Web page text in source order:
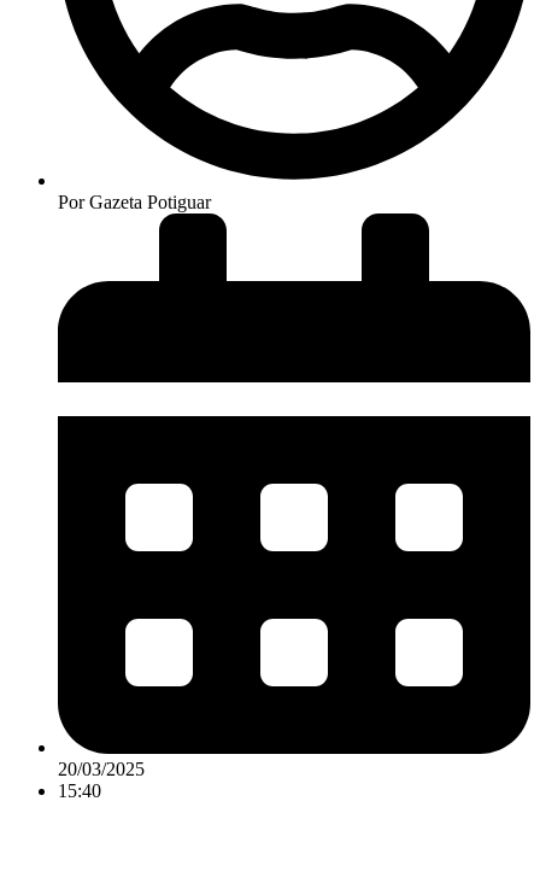
PorGazeta Potiguar
20/03/2025
15:40